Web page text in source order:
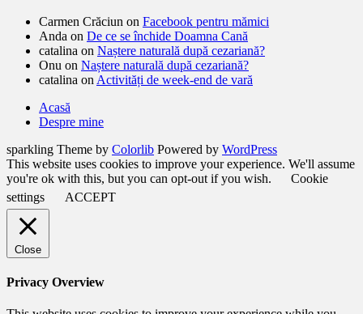
Carmen Crăciun on Facebook pentru mămici
Anda on De ce se închide Doamna Cană
catalina on Naștere naturală după cezariană?
Onu on Naștere naturală după cezariană?
catalina on Activități de week-end de vară
Acasă
Despre mine
sparkling Theme by Colorlib Powered by WordPress
This website uses cookies to improve your experience. We'll assume
you're ok with this, but you can opt-out if you wish.
Cookie
settings
ACCEPT
Close
Privacy Overview